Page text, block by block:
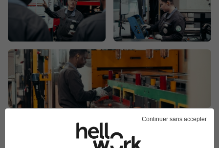
Publiée le 03/08/2026 - Réf : 3749335/27785808 ST/53L
Continuer sans accepter